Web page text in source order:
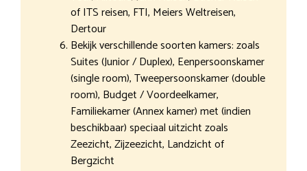
of ITS reisen, FTI, Meiers Weltreisen,
Dertour
Bekijk verschillende soorten kamers: zoals
Suites (Junior / Duplex), Eenpersoonskamer
(single room), Tweepersoonskamer (double
room), Budget / Voordeelkamer,
Familiekamer (Annex kamer) met (indien
beschikbaar) speciaal uitzicht zoals
Zeezicht, Zijzeezicht, Landzicht of
Bergzicht